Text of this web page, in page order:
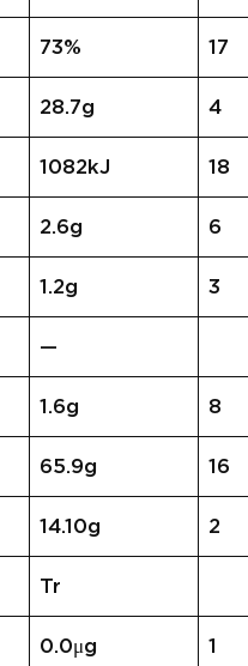
73% 17
28.7g 4
1082kJ 18
2.6g 6
1.2g 3
—
1.6g 8
65.9g 16
14.10g 2
Tr
0.0μg 1